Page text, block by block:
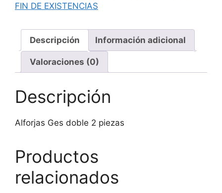
FIN DE EXISTENCIAS
Descripción Información adicional
Valoraciones (0)
Descripción
Alforjas Ges doble 2 piezas
Productos
relacionados